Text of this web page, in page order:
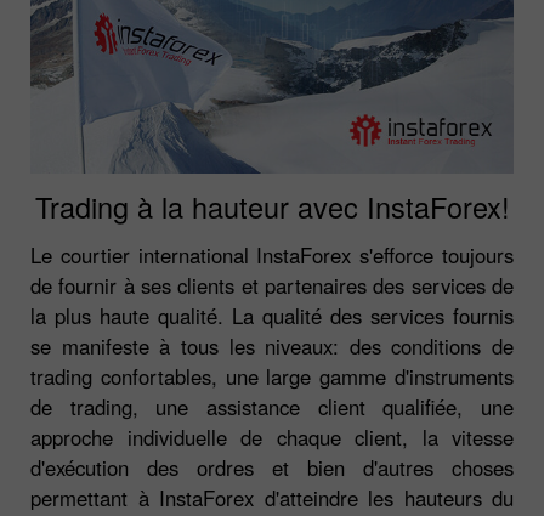
Trading à la hauteur avec InstaForex!
Le courtier international InstaForex s'efforce toujours
de fournir à ses clients et partenaires des services de
la plus haute qualité. La qualité des services fournis
se manifeste à tous les niveaux: des conditions de
trading confortables, une large gamme d'instruments
de trading, une assistance client qualifiée, une
approche individuelle de chaque client, la vitesse
d'exécution des ordres et bien d'autres choses
permettant à InstaForex d'atteindre les hauteurs du